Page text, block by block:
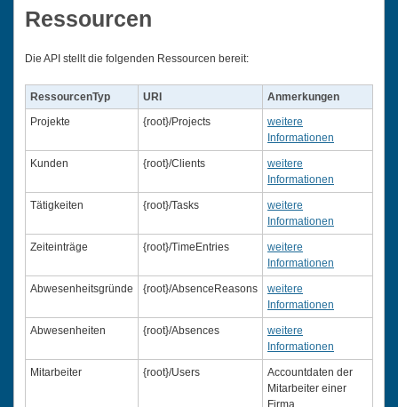
Ressourcen
Die API stellt die folgenden Ressourcen bereit:
RessourcenTyp URI
Anmerkungen
Projekte
{root}/Projects
weitere
Informationen
Kunden {root}/Clients
weitere
Informationen
Tätigkeiten {root}/Tasks
weitere
Informationen
Zeiteinträge {root}/TimeEntries
weitere
Informationen
Abwesenheitsgründe {root}/AbsenceReasons
weitere
Informationen
Abwesenheiten {root}/Absences
weitere
Informationen
Mitarbeiter {root}/Users
Accountdaten der
Mitarbeiter einer
Firma